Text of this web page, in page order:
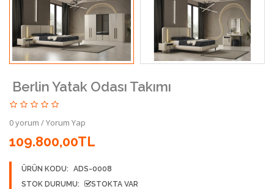
Berlin Yatak Odası Takımı
0 yorum /Yorum Yap
109.800,00TL
ÜRÜN KODU:
ADS-0008
STOK DURUMU:
STOKTA VAR